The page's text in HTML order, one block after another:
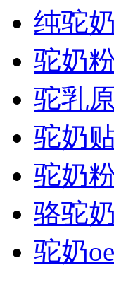
纯驼
驼奶
驼乳
驼奶
驼奶
骆驼
驼奶